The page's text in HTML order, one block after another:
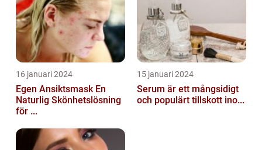
16 januari 2024
Egen Ansiktsmask En
Naturlig Skönhetslösning
för ...
15 januari 2024
Serum är ett mångsidigt
och populärt tillskott ino...